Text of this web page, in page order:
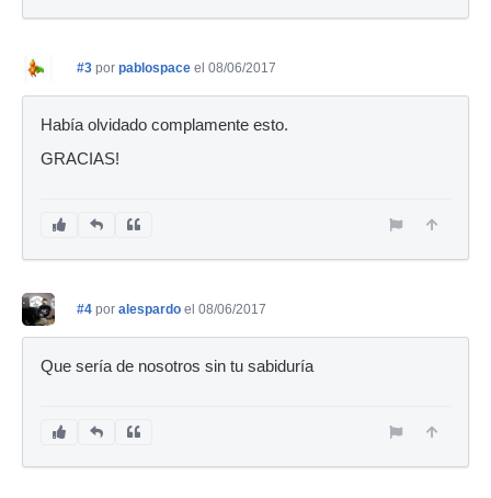
#3 por pablospace el 08/06/2017
Había olvidado complamente esto.
GRACIAS!
#4 por alespardo el 08/06/2017
Que sería de nosotros sin tu sabiduría